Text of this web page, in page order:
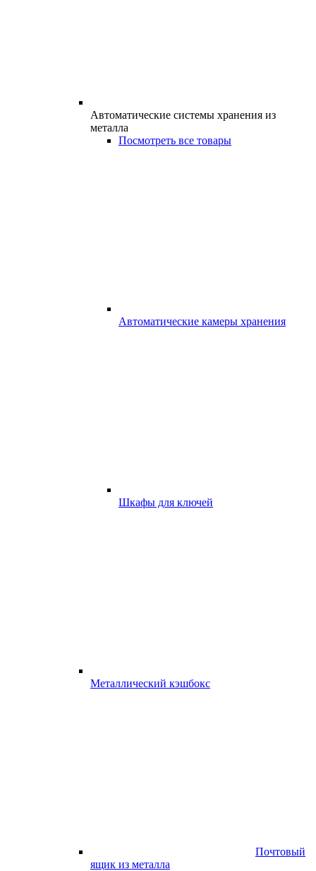
Автоматические системы хранения из
металла
Посмотреть все товары
Автоматические камеры хранения
Шкафы для ключей
Металлический кэшбокс
Почтовый
ящик из металла